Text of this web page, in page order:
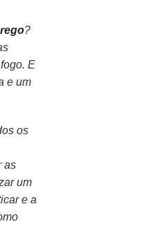
?
E
e um
os
as
um
e a